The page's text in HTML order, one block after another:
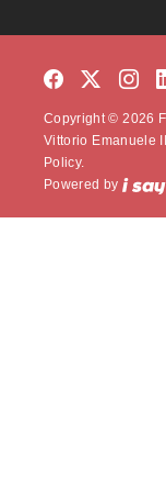
Copyright © 2026
Vittorio Emanuele
Policy.
Powered by